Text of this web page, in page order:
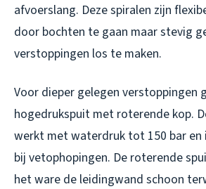
afvoerslang. Deze spiralen zijn
door bochten te gaan maar stevig
verstoppingen los te maken.
Voor dieper gelegen verstoppingen
hogedrukspuit met roterende kop.
werkt met waterdruk tot 150 bar
bij vetophopingen. De roterende
het ware de leidingwand schoon